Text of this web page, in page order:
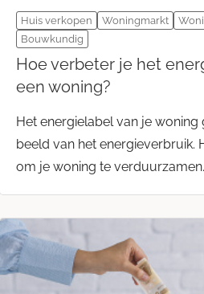
Huis verkopen Woningmarkt
Bouwkundig
Hoe verbeter je het
een woning?
Het energielabel van je woning
beeld van het energieverbruik.
om je woning te verduurzamen.